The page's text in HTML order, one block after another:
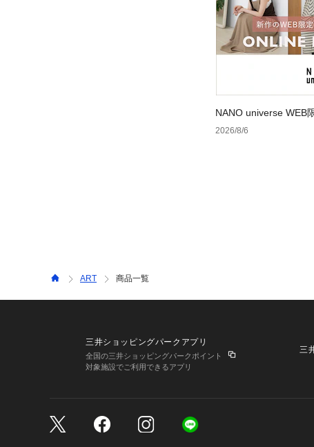
NANO universe WEB
2026/8/6
ART 商品一覧
三井ショッピングパークアプリ
全国の三井ショッピングパークポイント
対象施設でご利用できるアプリ
三